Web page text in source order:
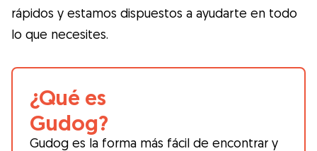
rápidos y estamos dispuestos a ayudarte en todo
lo que necesites.
¿Qué es
Gudog?
Gudog es la forma más fácil de encontrar y